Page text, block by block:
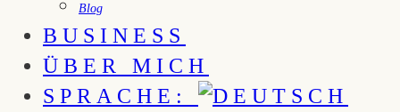
Blog
BUSINESS
ÜBER MICH
SPRACHE: